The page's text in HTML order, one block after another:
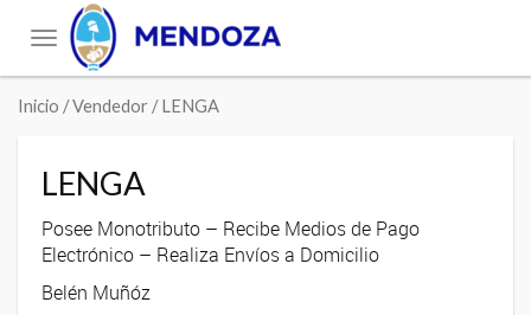
Toggle
navigation
Inicio / Vendedor / LENGA
LENGA
Posee Monotributo – Recibe Medios de Pago
Electrónico – Realiza Envíos a Domicilio
Belén Muñóz